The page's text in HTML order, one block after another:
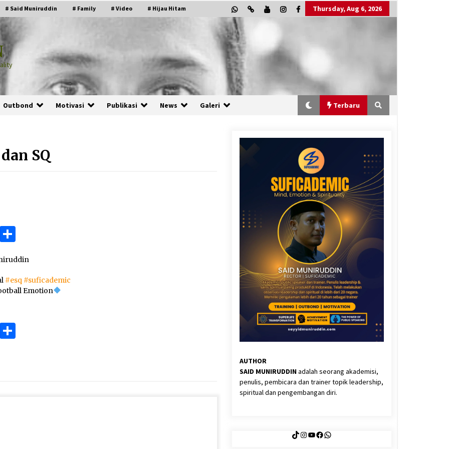
# Said Muniruddin # Family # Video # Hijau Hitam Thursday, Aug 6, 2026
Outbond Motivasi Publikasi News Galeri Terbaru
“One Piece”, Cara Barat Mengejar
2 months ago
“Allahukrasi”: The Power of
Management!
3 months ago
Said Muniruddin Latih Mental dan
Spiritual 80 Siswa YPHC
3 months ago
Eksistensi Iran dalam Tiga Ayat:
Memahami Aliansi Yahudi dan
Kristen dalam Dinamika Nubuwwat
4 months ago
SQ
Copy
#esq #suficademic
Emotion
Copy
AUTHOR
SAID MUNIRUDDINadalah seorang akademisi,
penulis, pembicara dan trainer topik leadership,
spiritual dan pengembangan diri.
TikTok
Instagram
YouTube
Facebook
WhatsApp